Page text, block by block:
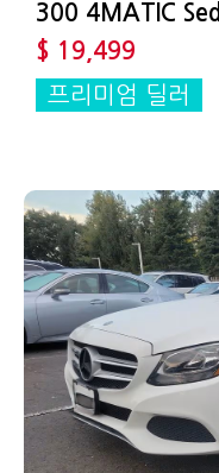
300 4MATIC
$ 19,499
프리미엄 딜러